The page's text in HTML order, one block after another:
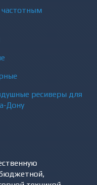
ресиверы для
Дону